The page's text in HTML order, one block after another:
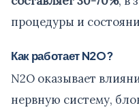
процедуры и
Как работает N2O?
N2O оказывает
нервную систему,